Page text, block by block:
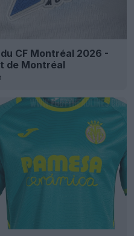
CF Montréal 2026 -
de Montréal